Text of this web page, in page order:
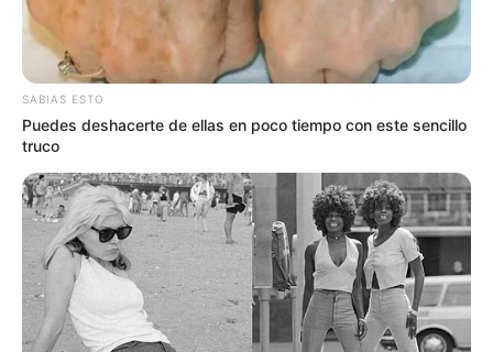
UNIRSE AL CANAL DE WHATSAPP
La Personería Distrital de Medellín impuso una sanción
de destitución e inhabilidad general por diez años a
Henry Carlos Coral Martínez, quien se desempeñaba
como Líder de Programa en la Unidad de Apoyo a la
Gestión Jurídica de la Secretaría de Hacienda.
Lea más: Cayó “Rubén”, señalado de matar a una mujer
en 2018: Con antecedentes de fuga de presos y abuso
sexual de menor en Antioquia
La sanción disciplinaria fue adoptada mediante fallo de
primera instancia, como resultado de una investigación
SABIAS ESTO
Puedes deshacerte de ellas en poco tiempo con este sencillo
truco